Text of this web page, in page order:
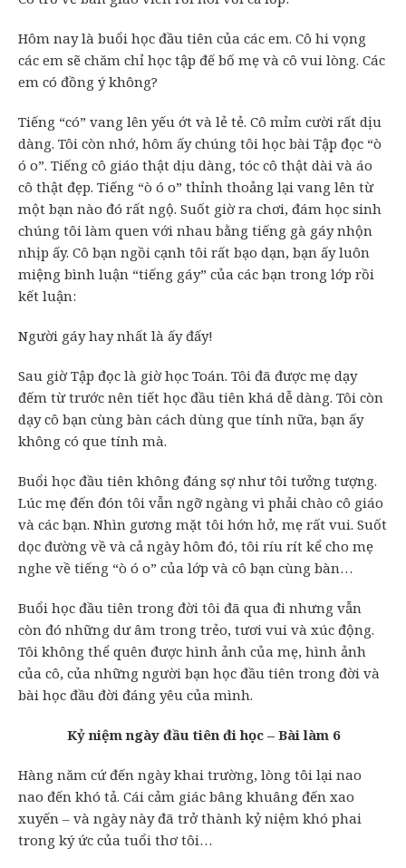
Hôm nay là buổi học đầu tiên của các em. Cô hi vọng
các em sẽ chăm chỉ học tập đế bố mẹ và cô vui lòng. Các
em có đồng ý không?
Tiếng “có” vang lên yếu ớt và lẻ tẻ. Cô mỉm cười rất dịu
dàng. Tôi còn nhớ, hôm ấy chúng tôi học bài Tập đọc “ò
ó o”. Tiếng cô giáo thật dịu dàng, tóc cô thật dài và áo
cô thật đẹp. Tiếng “ò ó o” thỉnh thoảng lại vang lên từ
một bạn nào đó rất ngộ. Suốt giờ ra chơi, đám học sinh
chúng tôi làm quen với nhau bằng tiếng gà gáy nhộn
nhịp ấy. Cô bạn ngồi cạnh tôi rất bạo dạn, bạn ấy luôn
miệng bình luận “tiếng gáy” của các bạn trong lớp rồi
kết luận:
Người gáy hay nhất là ấy đấy!
Sau giờ Tập đọc là giờ học Toán. Tôi đã được mẹ dạy
đếm từ trước nên tiết học đầu tiên khá dễ dàng. Tôi còn
dạy cô bạn cùng bàn cách dùng que tính nữa, bạn ấy
không có que tính mà.
Buổi học đầu tiên không đáng sợ như tôi tưởng tượng.
Lúc mẹ đến đón tôi vẫn ngỡ ngàng vì phải chào cô giáo
và các bạn. Nhìn gương mặt tôi hớn hở, mẹ rất vui. Suốt
dọc đường về và cả ngày hôm đó, tôi ríu rít kể cho mẹ
nghe về tiếng “ò ó o” của lớp và cô bạn cùng bàn…
Buổi học đầu tiên trong đời tôi đã qua đi nhưng vẫn
còn đó những dư âm trong trẻo, tươi vui và xúc động.
Tôi không thể quên được hình ảnh của mẹ, hình ảnh
của cô, của những người bạn học đầu tiên trong đời và
bài học đầu đời đáng yêu của mình.
Kỷ niệm ngày đầu tiên đi học – Bài làm 6
Hàng năm cứ đến ngày khai trường, lòng tôi lại nao
nao đến khó tả. Cái cảm giác bâng khuâng đến xao
xuyến – và ngày này đã trở thành kỷ niệm khó phai
trong ký ức của tuổi thơ tôi…